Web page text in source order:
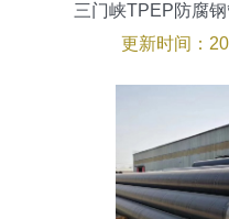
三门峡TPEP防腐
更新时间：